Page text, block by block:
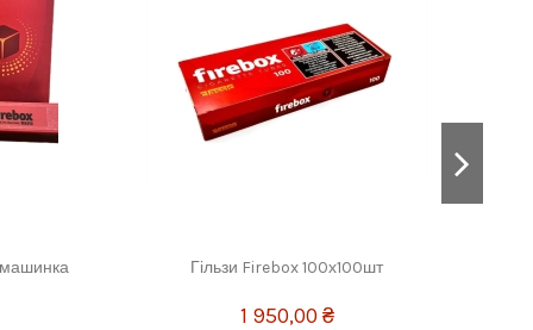
машинка Гільзи Firebox 100х100шт
1 950,00 ₴